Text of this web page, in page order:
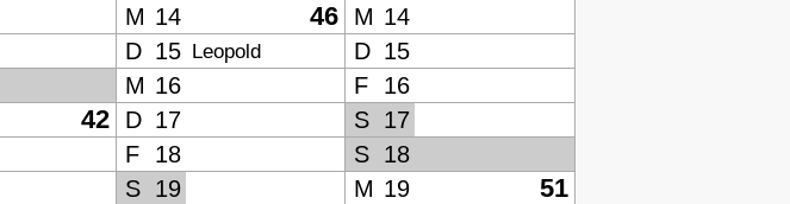
M 14 46 M 14
D 15 Leopold D 15
M 16 F
16
42 D 17 S
17
F 18 S
18
S 19 M 19 51